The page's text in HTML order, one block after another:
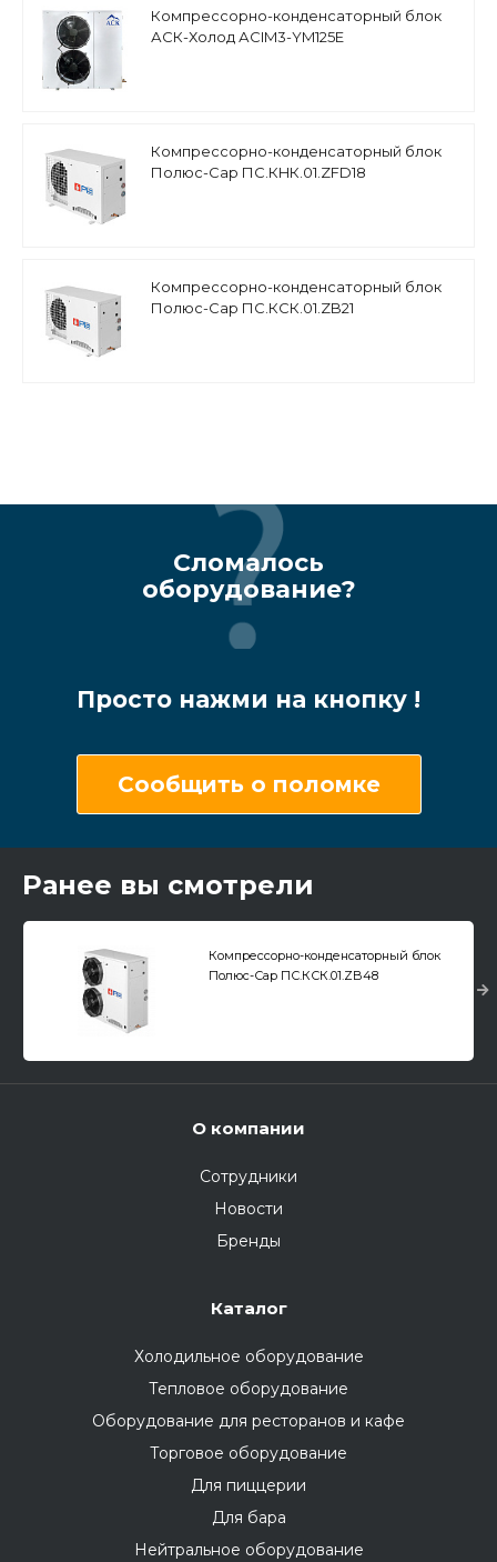
Компрессорно-конденсаторный блок
АСК-Холод АСIM3-YM125E
Компрессорно-конденсаторный блок
Полюс-Сар ПС.КHК.01.ZFD18
Компрессорно-конденсаторный блок
Полюс-Сар ПС.КСК.01.ZB21
Сломалось
оборудование?
Просто нажми на кнопку !
Сообщить о поломке
Ранее вы смотрели
Компрессорно-конденсаторный блок
Полюс-Сар ПС.КСК.01.ZB48
О компании
Сотрудники
Новости
Бренды
Каталог
Холодильное оборудование
Тепловое оборудование
Оборудование для ресторанов и кафе
Торговое оборудование
Для пиццерии
Для бара
Нейтральное оборудование